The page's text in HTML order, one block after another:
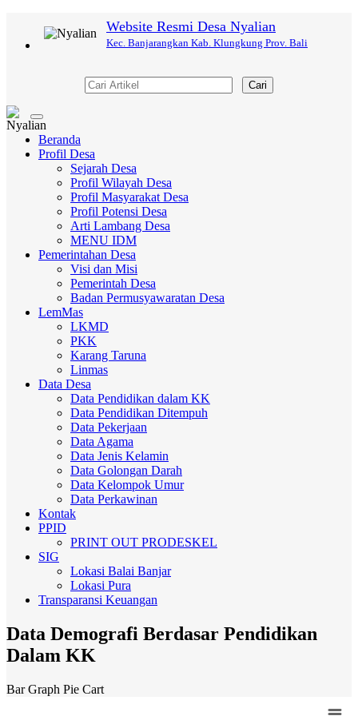
Website Resmi Desa Nyalian
Kec. Banjarangkan Kab. Klungkung Prov. Bali
Cari
Toggle
navigation
Beranda
Profil Desa
Sejarah Desa
Profil Wilayah Desa
Profil Masyarakat Desa
Profil Potensi Desa
Arti Lambang Desa
MENU IDM
Pemerintahan Desa
Visi dan Misi
Pemerintah Desa
Badan Permusyawaratan Desa
LemMas
LKMD
PKK
Karang Taruna
Linmas
Data Desa
Data Pendidikan dalam KK
Data Pendidikan Ditempuh
Data Pekerjaan
Data Agama
Data Jenis Kelamin
Data Golongan Darah
Data Kelompok Umur
Data Perkawinan
Kontak
PPID
PRINT OUT PRODESKEL
SIG
Lokasi Balai Banjar
Lokasi Pura
Transparansi Keuangan
Data Demografi Berdasar Pendidikan
Dalam KK
Bar Graph Pie Cart